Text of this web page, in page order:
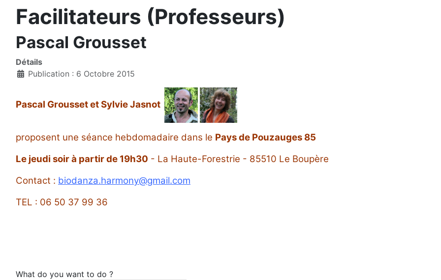
Facilitateurs (Professeurs)
Pascal Grousset
Détails
Publication : 6 Octobre 2015
Pascal Grousset et Sylvie Jasnot
proposent une séance hebdomadaire dans le Pays de Pouzauges 85
Le jeudi soir à partir de 19h30 - La Haute-Forestrie - 85510 Le Boupère
Contact : biodanza.harmony@gmail.com
TEL : 06 50 37 99 36
What do you want to do ?